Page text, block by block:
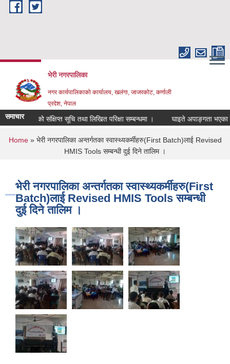
Skip to main content
भेरी नगरपालिका
नगर कार्यपालिकाको कार्यालय, खलंगा, जाजरकोट, कर्णाली
प्रदेश, नेपाल
समाचार
पदको संक्षिप्त सूचि तथा लिखित परिक्षा सम्बन्धमा । घाइते अपाङ्गता भएका
You are here
Home» भेरी नगरपालिका अन्तर्गतका स्वास्थ्यकर्मीहरु(First Batch)लाई Revised
HMIS Tools सम्बन्धी दुई दिने तालिम ।
भेरी नगरपालिका अन्तर्गतका स्वास्थ्यकर्मीहरु(First
Batch)लाई Revised HMIS Tools सम्बन्धी
दुई दिने तालिम ।